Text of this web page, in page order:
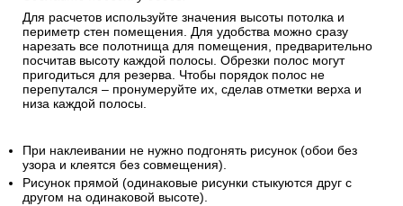
Для расчетов используйте значения высоты потолка и
периметр стен помещения. Для удобства можно сразу
нарезать все полотнища для помещения, предварительно
посчитав высоту каждой полосы. Обрезки полос могут
пригодиться для резерва. Чтобы порядок полос не
перепутался – пронумеруйте их, сделав отметки верха и
низа каждой полосы.
При наклеивании не нужно подгонять рисунок (обои без
узора и клеятся без совмещения).
Рисунок прямой (одинаковые рисунки стыкуются друг с
другом на одинаковой высоте).